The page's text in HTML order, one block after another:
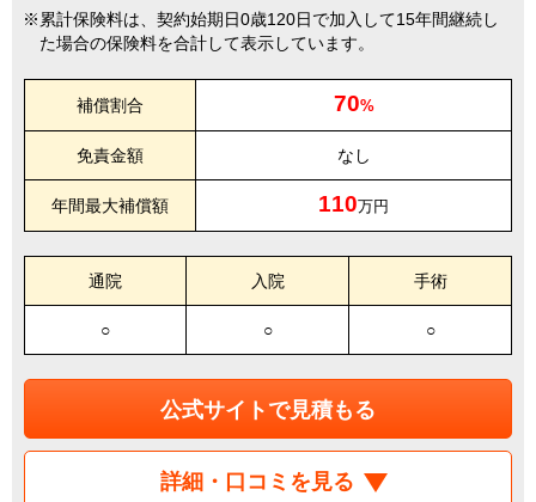
累計保険料は、契約始期日0歳120日で加入して15年間継続し
た場合の保険料を合計して表示しています。
補償割合 70%
免責金額 なし
年間最大補償額 110万円
通院 入院 手術
○ ○ ○
公式サイトで見積もる
詳細・口コミを見る